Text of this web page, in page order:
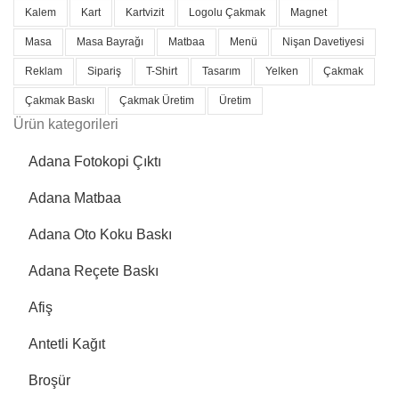
Kalem Kart Kartvizit Logolu Çakmak Magnet
Masa Masa Bayrağı Matbaa Menü Nişan Davetiyesi
Reklam Sipariş T-Shirt Tasarım Yelken Çakmak
Çakmak Baskı Çakmak Üretim Üretim
Ürün kategorileri
Adana Fotokopi Çıktı
Adana Matbaa
Adana Oto Koku Baskı
Adana Reçete Baskı
Afiş
Antetli Kağıt
Broşür